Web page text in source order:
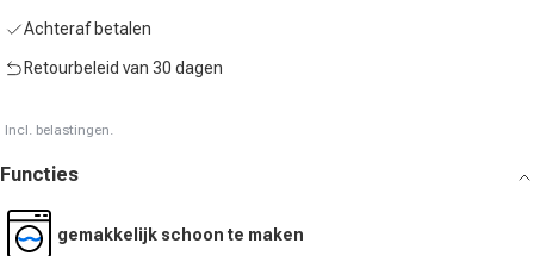
Achteraf betalen
Retourbeleid van 30 dagen
Incl. belastingen.
Functies
gemakkelijk schoon te maken